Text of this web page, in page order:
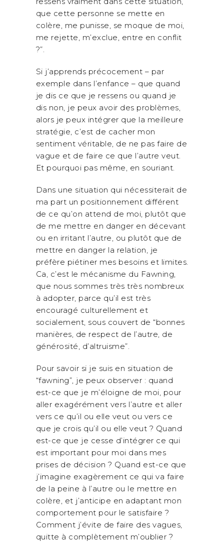
que cette personne se mette en
colère, me punisse, se moque de moi,
me rejette, m’exclue, entre en conflit
?”.
Si j’apprends précocement – par
exemple dans l’enfance – que quand
je dis ce que je ressens ou quand je
dis non, je peux avoir des problèmes,
alors je peux intégrer que la meilleure
stratégie, c’est de cacher mon
sentiment véritable, de ne pas faire de
vague et de faire ce que l’autre veut.
Et pourquoi pas même, en souriant.
Dans une situation qui nécessiterait de
ma part un positionnement différent
de ce qu’on attend de moi, plutôt que
de me mettre en danger en décevant
ou en irritant l’autre, ou plutôt que de
mettre en danger la relation, je
préfère piétiner mes besoins et limites.
Ca, c’est le mécanisme du Fawning,
que nous sommes très très nombreux
à adopter, parce qu’il est très
encouragé culturellement et
socialement, sous couvert de “bonnes
manières, de respect de l’autre, de
générosité, d’altruisme”.
Pour savoir si je suis en situation de
“fawning”, je peux observer : quand
est-ce que je m’éloigne de moi, pour
aller exagérément vers l’autre et aller
vers ce qu’il ou elle veut ou vers ce
que je crois qu’il ou elle veut ? Quand
est-ce que je cesse d’intégrer ce qui
est important pour moi dans mes
prises de décision ? Quand est-ce que
j’imagine exagèrement ce qui va faire
de la peine à l’autre ou le mettre en
colère, et j’anticipe en adaptant mon
comportement pour le satisfaire ?
Comment j’évite de faire des vagues,
quitte à complètement m’oublier ?